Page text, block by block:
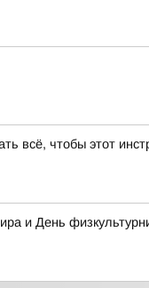
всё, чтобы этот
и День